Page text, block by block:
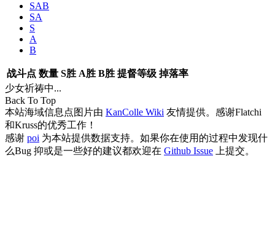
SAB
SA
S
A
B
战斗点 数量 S胜 A胜 B胜 提督等级 掉落率
少女祈祷中...
Back To Top
本站海域信息点图片由 KanColle Wiki 友情提供。感谢Flatchi
和Kruss的优秀工作！
感谢 poi 为本站提供数据支持。如果你在使用的过程中发现什
么Bug 抑或是一些好的建议都欢迎在 Github Issue 上提交。